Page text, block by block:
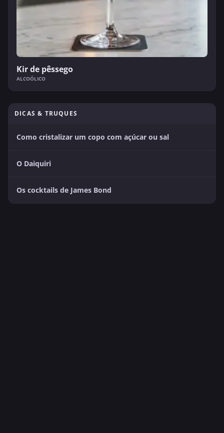
Kir de pêssego
ALCOÓLICO
DICAS & TRUQUES
Como cristalizar um copo com açúcar ou sal
O Daiquiri
Os cocktails de James Bond